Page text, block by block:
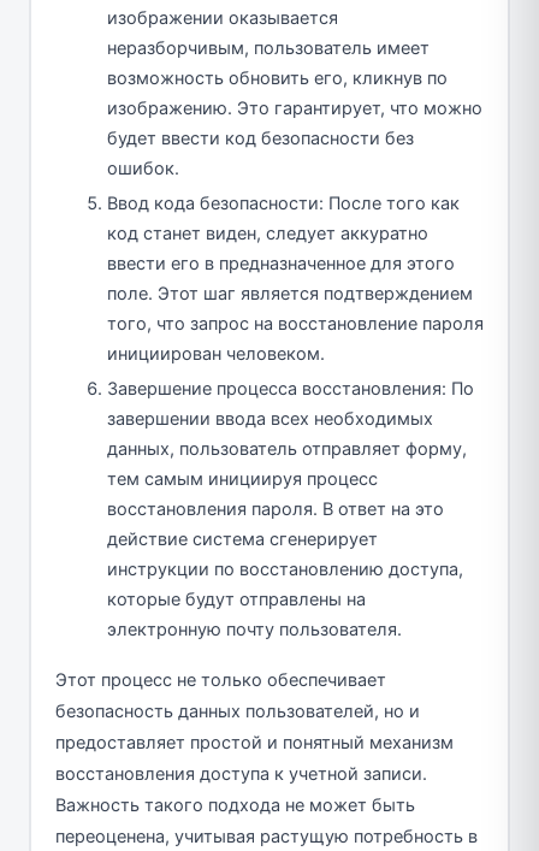
изображении оказывается
неразборчивым, пользователь имеет
возможность обновить его, кликнув по
изображению. Это гарантирует, что можно
будет ввести код безопасности без
ошибок.
Ввод кода безопасности: После того как
код станет виден, следует аккуратно
ввести его в предназначенное для этого
поле. Этот шаг является подтверждением
того, что запрос на восстановление пароля
инициирован человеком.
Завершение процесса восстановления: По
завершении ввода всех необходимых
данных, пользователь отправляет форму,
тем самым инициируя процесс
восстановления пароля. В ответ на это
действие система сгенерирует
инструкции по восстановлению доступа,
которые будут отправлены на
электронную почту пользователя.
Этот процесс не только обеспечивает
безопасность данных пользователей, но и
предоставляет простой и понятный механизм
восстановления доступа к учетной записи.
Важность такого подхода не может быть
переоценена, учитывая растущую потребность в